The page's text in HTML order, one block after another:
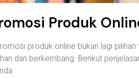
Produk
produk online bukan lagi
dan berkembang. Berikut